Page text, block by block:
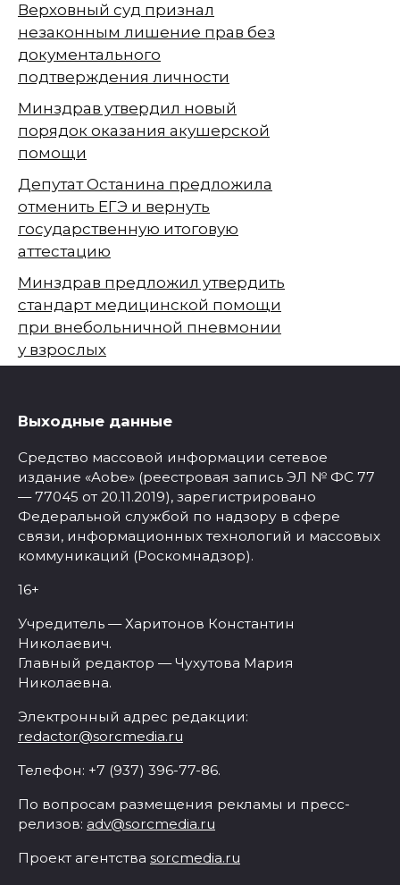
Верховный суд признал
незаконным лишение прав без
документального
подтверждения личности
Минздрав утвердил новый
порядок оказания акушерской
помощи
Депутат Останина предложила
отменить ЕГЭ и вернуть
государственную итоговую
аттестацию
Минздрав предложил утвердить
стандарт медицинской помощи
при внебольничной пневмонии
у взрослых
Выходные данные
Средство массовой информации сетевое
издание «Aobe» (реестровая запись ЭЛ № ФС 77
— 77045 от 20.11.2019), зарегистрировано
Федеральной службой по надзору в сфере
связи, информационных технологий и массовых
коммуникаций (Роскомнадзор).
16+
Учредитель — Харитонов Константин
Николаевич.
Главный редактор — Чухутова Мария
Николаевна.
Электронный адрес редакции:
redactor@sorcmedia.ru
Телефон: +7 (937) 396-77-86.
По вопросам размещения рекламы и пресс-
релизов: adv@sorcmedia.ru
Проект агентства sorcmedia.ru